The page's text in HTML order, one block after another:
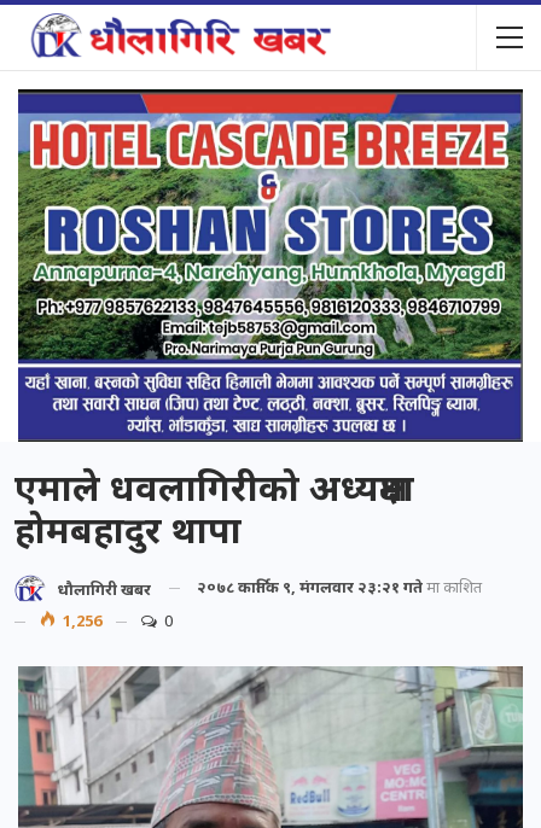
एमाले धवलागिरीको अध्यक्षमा
होमबहादुर थापा
धौलागिरी खबर २०७८ कार्तिक ९, मंगलवार २३:२१ गतेमा प्रकाशित
1,256
0